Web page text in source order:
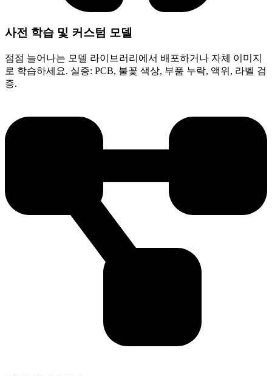
사전 학습 및 커스텀 모델
점점 늘어나는 모델 라이브러리에서 배포하거나 자체 이미지
로 학습하세요. 실증: PCB, 불꽃 색상, 부품 누락, 액위, 라벨 검
증.